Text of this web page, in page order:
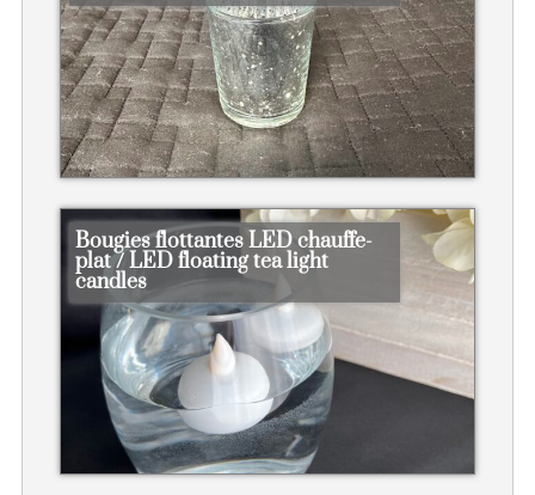
Bougies flottantes LED chauffe-
plat / LED floating tea light
candles